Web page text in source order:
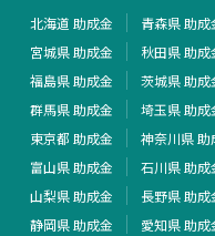
北海道 助成金 青森県 助成
宮城県 助成金
秋田県 助成
福島県 助成金
茨城県 助成
群馬県 助成金
埼玉県 助成
東京都 助成金
神奈川県 助
富山県 助成金
石川県 助成
山梨県 助成金
長野県 助成
静岡県 助成金
愛知県 助成